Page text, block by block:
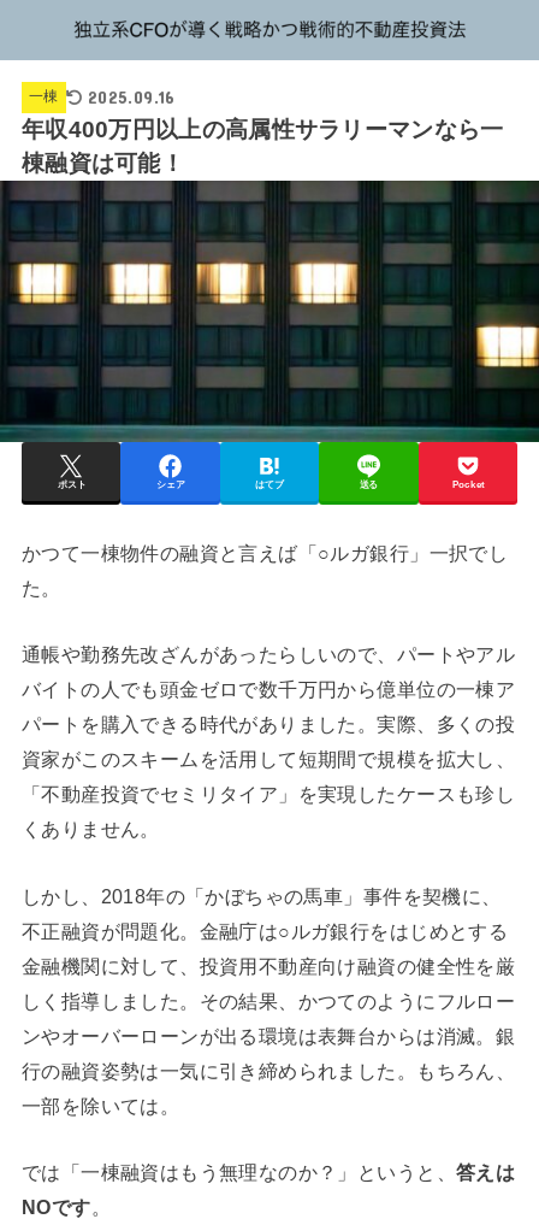
一棟 2025.09.16
年収400万円以上の高属性サラリーマンなら一
棟融資は可能！
ポスト シェア はてブ 送る Pocket
かつて一棟物件の融資と言えば「○ルガ銀行」一択でし
た。
通帳や勤務先改ざんがあったらしいので、パートやアル
バイトの人でも頭金ゼロで数千万円から億単位の一棟ア
パートを購入できる時代がありました。実際、多くの投
資家がこのスキームを活用して短期間で規模を拡大し、
「不動産投資でセミリタイア」を実現したケースも珍し
くありません。
しかし、2018年の「かぼちゃの馬車」事件を契機に、
不正融資が問題化。金融庁は○ルガ銀行をはじめとする
金融機関に対して、投資用不動産向け融資の健全性を厳
しく指導しました。その結果、かつてのようにフルロー
ンやオーバーローンが出る環境は表舞台からは消滅。銀
行の融資姿勢は一気に引き締められました。もちろん、
一部を除いては。
では「一棟融資はもう無理なのか？」というと、 答えは
NOです。